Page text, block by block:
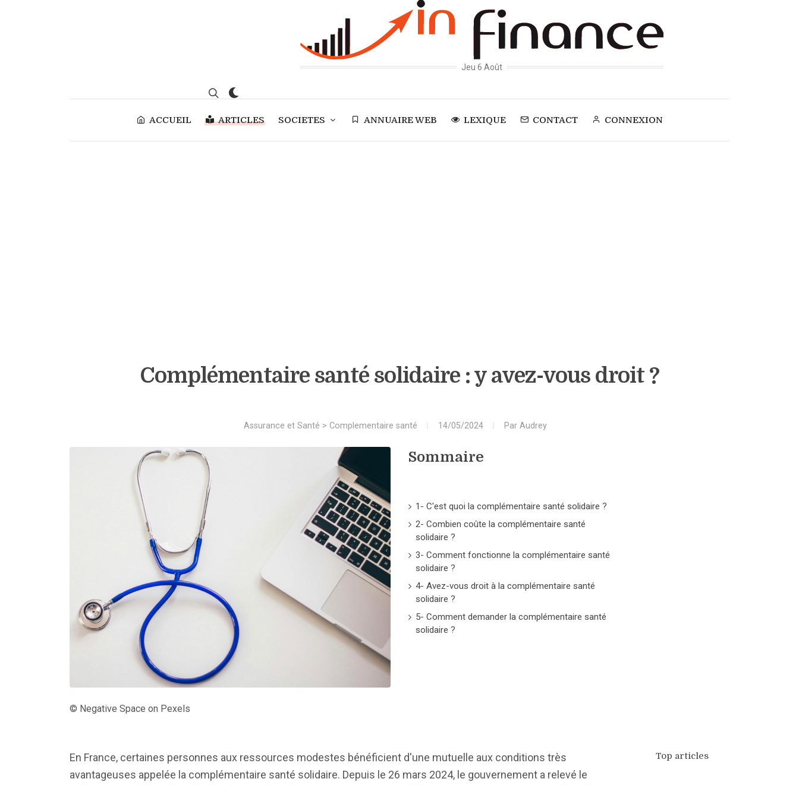
Jeu 6 Août
ACCUEIL ARTICLES SOCIETES ANNUAIRE WEB LEXIQUE CONTACT CONNEXION
Complémentaire santé solidaire : y avez-vous droit ?
Assurance et Santé > Complementaire santé 14/05/2024 Par Audrey
© Negative Space on Pexels
Sommaire
1- C'est quoi la complémentaire santé solidaire ?
2- Combien coûte la complémentaire santé
solidaire ?
3- Comment fonctionne la complémentaire santé
solidaire ?
4- Avez-vous droit à la complémentaire santé
solidaire ?
5- Comment demander la complémentaire santé
solidaire ?
En France, certaines personnes aux ressources modestes bénéficient d'une mutuelle aux conditions très
avantageuses appelée la complémentaire santé solidaire. Depuis le 26 mars 2024, le gouvernement a relevé le
Top articles